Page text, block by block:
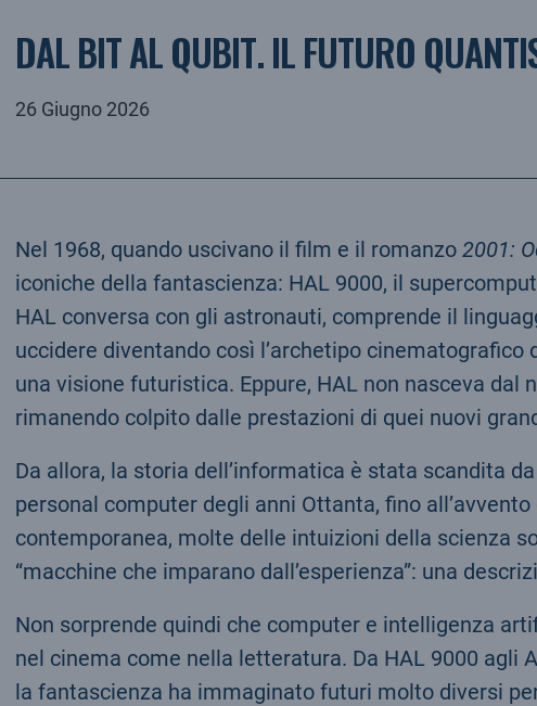
DAL BIT AL QUBIT. IL FUTURO
26 Giugno 2026
Nel 1968, quando uscivano il film e il romanzo 2001:
iconiche della fantascienza: HAL 9000, il
HAL conversa con gli astronauti, comprende il
uccidere diventando così l’archetipo
una visione futuristica. Eppure, HAL non nasceva
rimanendo colpito dalle prestazioni di quei nuovi
Da allora, la storia dell’informatica è stata scandita
personal computer degli anni Ottanta, fino all’avvento
contemporanea, molte delle intuizioni della scienza
“macchine che imparano dall’esperienza”: una
Non sorprende quindi che computer e intelligenza
nel cinema come nella letteratura. Da HAL 9000 agli
la fantascienza ha immaginato futuri molto diversi